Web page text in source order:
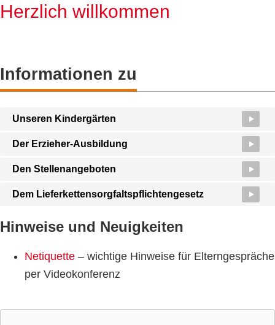
Herzlich willkommen
Informationen zu
Unseren Kindergärten
Der Erzieher-Ausbildung
Den Stellenangeboten
Dem Lieferkettensorgfaltspflichtengesetz
Hinweise und Neuigkeiten
Netiquette – wichtige Hinweise für Elterngespräche
per Videokonferenz